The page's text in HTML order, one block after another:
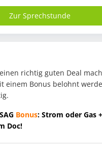
Zur Sprechstunde
richtig guten Deal
einem Bonus belohnt
Bonus: Strom oder Gas +
Doc!